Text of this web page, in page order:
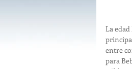
La
entre
para